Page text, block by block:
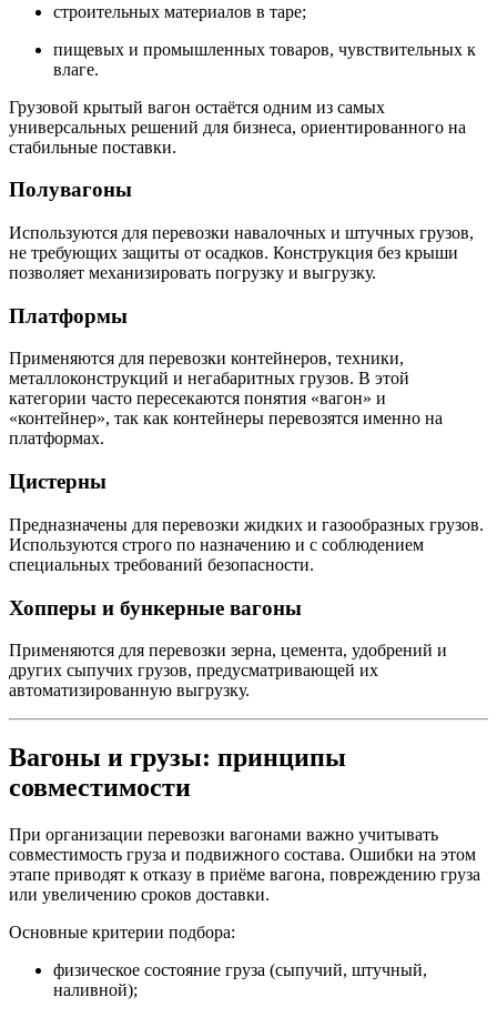
строительных материалов в таре;
пищевых и промышленных товаров, чувствительных к
влаге.
Грузовой крытый вагон остаётся одним из самых
универсальных решений для бизнеса, ориентированного на
стабильные поставки.
Полувагоны
Используются для перевозки навалочных и штучных грузов,
не требующих защиты от осадков. Конструкция без крыши
позволяет механизировать погрузку и выгрузку.
Платформы
Применяются для перевозки контейнеров, техники,
металлоконструкций и негабаритных грузов. В этой
категории часто пересекаются понятия «вагон» и
«контейнер», так как контейнеры перевозятся именно на
платформах.
Цистерны
Предназначены для перевозки жидких и газообразных грузов.
Используются строго по назначению и с соблюдением
специальных требований безопасности.
Хопперы и бункерные вагоны
Применяются для перевозки зерна, цемента, удобрений и
других сыпучих грузов, предусматривающей их
автоматизированную выгрузку.
Вагоны и грузы: принципы
совместимости
При организации перевозки вагонами важно учитывать
совместимость груза и подвижного состава. Ошибки на этом
этапе приводят к отказу в приёме вагона, повреждению груза
или увеличению сроков доставки.
Основные критерии подбора:
физическое состояние груза (сыпучий, штучный,
наливной);